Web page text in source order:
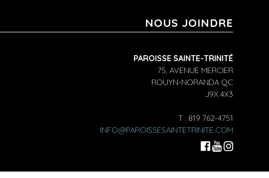
NOUS JOINDRE
PAROISSE SAINTE-TRINITÉ
75, AVENUE MERCIER
ROUYN-NORANDA QC
J9X 4X3
T : 819 762-4751
INFO@PAROISSESAINTETRINITE.COM